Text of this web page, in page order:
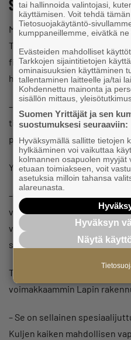
Sopiva jono
Mentorin kanssa Ylilehto on
Tupavisiosta ja tehnyt
firmaa kehitetään. Hän on
hionut
– Ennen tein kaikille kaikkea,
tiettyihin asioihin enemmän.
paketin kaikesta, mitä olen
Yrityksen toiminta-ajatus on
– Pyrin siihen, että saisin
vakiinnutettua. Minulla ei ole
vientitavoitteita, mutta
sellainen sopiva jono.
Tulevaisuudessa Ylilehto
voimakkaammin Lapin
– Se on sellainen
Kuljen kaiken mahdollisen
tai hallinnoida valintojasi,
käyttämisen. Voit tehdä
Tietosuojakäytäntö-
kumppaneillemme, eivätkä
Evästeiden mahdolliset
Tarkkojen sijaintitietojen
ominaisuuksien käyttäminen
tallentaminen laitteelle ja/tai
Kohdennettu mainonta ja
sisällön mittaus,
Suomen Yrittäjät ja sen
suostumuksesi seuraaviin:
Hyväksymällä sallitte tietojen
hylkääminen voi vaikuttaa
kolmannen osapuolen myyjät
etuaan toimiakseen, voit
asetuksia milloin tahansa
alareunasta.
Hyväksyn
Näytä